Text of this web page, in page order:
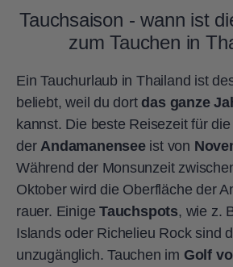
Tauchsaison - wann ist
zum Tauchen in
Ein Tauchurlaub in Thailand ist
beliebt, weil du dort das ganze
kannst. Die beste Reisezeit für
der Andamanenseeist von
Während der Monsunzeit
Oktober wird die Oberfläche der
rauer. EinigeTauchspots, wie z.
Islands oder Richelieu Rock sind
unzugänglich. Tauchen im Golf